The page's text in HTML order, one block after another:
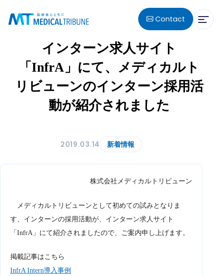
Contact
インターン求人サイト
「InfrA」にて、メディカルト
リビューンのインターン採用活
動が紹介されました
2019.03.14 新着情報
株式会社メディカルトリビューン
メディカルトリビューンとして初めての試みとなりま
す、インターンの採用活動が、インターン求人サイト
「InfrA」にて紹介されましたので、ご案内申し上げます。
掲載記事はこちら
InfrA Intern導入事例